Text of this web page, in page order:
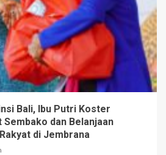
Bali, Ibu Putri Koster
dan Belanjaan
di Jembrana